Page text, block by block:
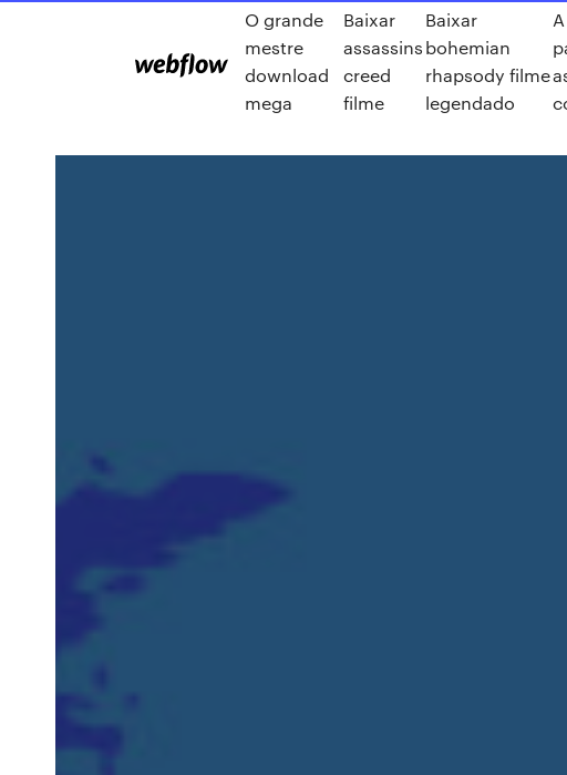
O grande
mestre
download
mega
Baixar
assassins
creed
filme
Baixar
bohemian
rhapsody filme
legendado